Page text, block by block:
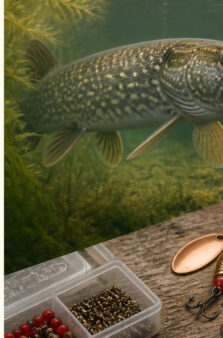
Уклейка
Фидер
Форель
Хариус
Чавыча
Чехонь
Щука
Стерлядь
Семга
Снасти
Спиннинг
Блесна
Воблеры
Поплавок
Виды ловли
Зимняя рыбалка
Нахлыст
Снаряжение
Эхолоты
Лодки и моторы
Узлы
Рецепты
Разное